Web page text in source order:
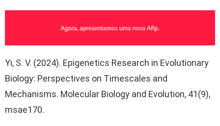
Yi, S. V. (2024). Epigenetics Research in Evolutionary
Biology: Perspectives on Timescales and
Mechanisms. Molecular Biology and Evolution, 41(9),
msae170.